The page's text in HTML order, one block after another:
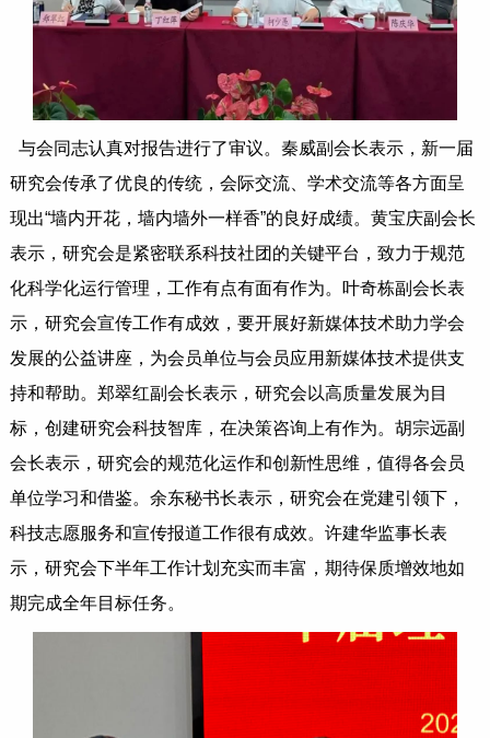
与会同志认真对报告进行了审议。秦威副会长表示，新一届
研究会传承了优良的传统，会际交流、学术交流等各方面呈
现出“墙内开花，墙内墙外一样香”的良好成绩。黄宝庆副会长
表示，研究会是紧密联系科技社团的关键平台，致力于规范
化科学化运行管理，工作有点有面有作为。叶奇栋副会长表
示，研究会宣传工作有成效，要开展好新媒体技术助力学会
发展的公益讲座，为会员单位与会员应用新媒体技术提供支
持和帮助。郑翠红副会长表示，研究会以高质量发展为目
标，创建研究会科技智库，在决策咨询上有作为。胡宗远副
会长表示，研究会的规范化运作和创新性思维，值得各会员
单位学习和借鉴。余东秘书长表示，研究会在党建引领下，
科技志愿服务和宣传报道工作很有成效。许建华监事长表
示，研究会下半年工作计划充实而丰富，期待保质增效地如
期完成全年目标任务。